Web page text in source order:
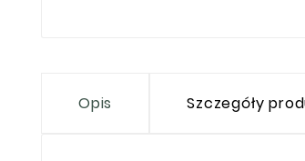
Opis Szczegóły